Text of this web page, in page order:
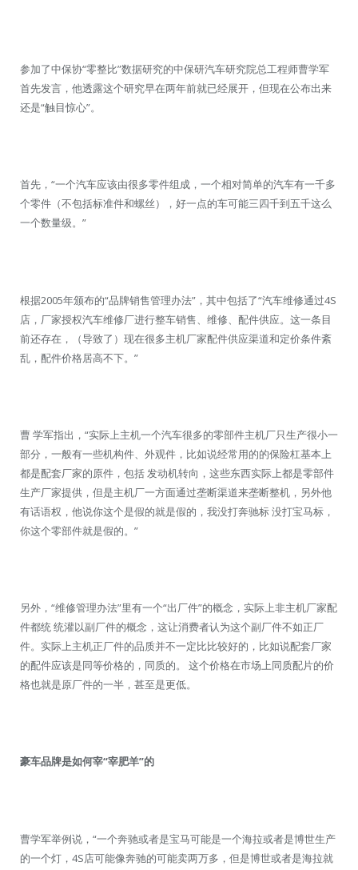
参加了中保协“零整比”数据研究的中保研汽车研究院总工程师曹学军
首先发言，他透露这个研究早在两年前就已经展开，但现在公布出来
还是“触目惊心”。
首先，“一个汽车应该由很多零件组成，一个相对简单的汽车有一千多
个零件（不包括标准件和螺丝），好一点的车可能三四千到五千这么
一个数量级。”
根据2005年颁布的“品牌销售管理办法”，其中包括了“汽车维修通过4S
店，厂家授权汽车维修厂进行整车销售、维修、配件供应。这一条目
前还存在，（导致了）现在很多主机厂家配件供应渠道和定价条件紊
乱，配件价格居高不下。”
曹 学军指出，“实际上主机一个汽车很多的零部件主机厂只生产很小一
部分，一般有一些机构件、外观件，比如说经常用的的保险杠基本上
都是配套厂家的原件，包括 发动机转向，这些东西实际上都是零部件
生产厂家提供，但是主机厂一方面通过垄断渠道来垄断整机，另外他
有话语权，他说你这个是假的就是假的，我没打奔驰标 没打宝马标，
你这个零部件就是假的。”
另外，“维修管理办法”里有一个“出厂件”的概念，实际上非主机厂家配
件都统 统灌以副厂件的概念，这让消费者认为这个副厂件不如正厂
件。实际上主机正厂件的品质并不一定比比较好的，比如说配套厂家
的配件应该是同等价格的，同质的。 这个价格在市场上同质配片的价
格也就是原厂件的一半，甚至是更低。
豪车品牌是如何宰“宰肥羊”的
曹学军举例说，“一个奔驰或者是宝马可能是一个海拉或者是博世生产
的一个灯，4S店可能像奔驰的可能卖两万多，但是博世或者是海拉就